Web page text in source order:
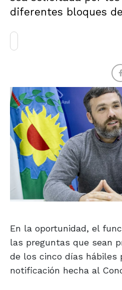
diferentes bloques
En la oportunidad, el
las preguntas que sean
de los cinco días hábiles
notificación hecha al